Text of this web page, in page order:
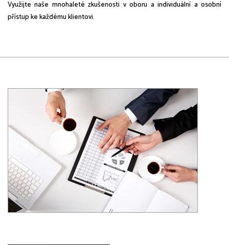
Využijte naše mnohaleté zkušenosti v oboru a individuální a osobní
přístup ke každému klientovi.